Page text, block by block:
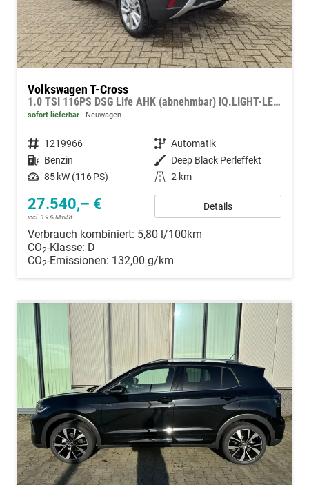
Volkswagen T-Cross
1.0 TSI 116PS DSG Life AHK (abnehmbar) IQ.LIGHT-LED-Matrix Sitzheizung Rückf.Kamera Klimaautomatik Abstandstempomat Apple CarPlay Android Auto
sofort lieferbar Neuwagen
Fahrzeugnummer 1219966 Getriebe Automatik
Kraftstoff Benzin Außenfarbe Deep Black Perleffekt
Leistung 85 kW (116 PS) Kilometerstand 2 km
27.540,– €
incl. 19% MwSt.
Details
Verbrauch kombiniert: 5,80 l/100km
CO2-Klasse: D
CO2-Emissionen: 132,00 g/km